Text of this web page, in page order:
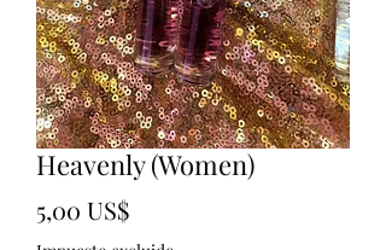
Heavenly (Women)
5,00 US$Precio